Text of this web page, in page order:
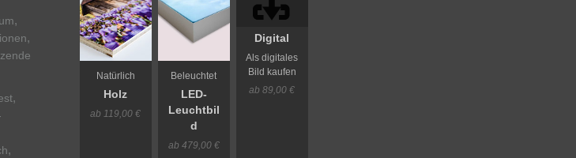
,
,
,
,
Natürlich
Holz
ab 119,00 €
Beleuchtet
LED-
Leuchtbil
d
ab 479,00 €
Digital
Als digitales
Bild kaufen
ab 89,00 €